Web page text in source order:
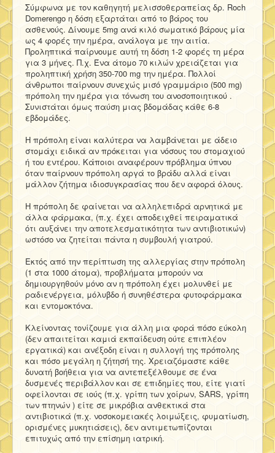
Σύμφωνα με τον καθηγητή μελισσοθεραπείας δρ. Roch
Domerengo η δόση εξαρτάται από το βάρος του
ασθενούς. Δίνουμε 5mg ανά κιλό σωματικό βάρους μία
ως 4 φορές την ημέρα, ανάλογα με την αιτία.
Προληπτικά παίρνουμε αυτή τη δόση 1-2 φορές τη μέρα
για 3 μήνες. Π.χ. Ένα άτομο 70 κιλών χρειάζεται για
προληπτική χρήση 350-700 mg την ημέρα. Πολλοί
άνθρωποι παίρνουν συνεχώς μισό γραμμάριο (500 mg)
πρόπολη την ημέρα για τόνωση του ανοσοποιητικού .
Συνιστάται όμως παύση μιας βδομάδας κάθε 6-8
εβδομάδες.
Η πρόπολη είναι καλύτερα να λαμβάνεται με άδειο
στομάχι ειδικά αν πρόκειται για νόσους του στομαχιού
ή του εντέρου. Κάποιοι αναφέρουν πρόβλημα ύπνου
όταν παίρνουν πρόπολη αργά το βράδυ αλλά είναι
μάλλον ζήτημα ιδιοσυγκρασίας που δεν αφορά όλους.
Η πρόπολη δε φαίνεται να αλληλεπιδρά αρνητικά με
άλλα φάρμακα, (π.χ. έχει αποδειχθεί πειραματικά
ότι αυξάνει την αποτελεσματικότητα των αντιβιοτικών)
ωστόσο να ζητείται πάντα η συμβουλή γιατρού.
Εκτός από την περίπτωση της αλλεργίας στην πρόπολη
(1 στα 1000 άτομα), προβλήματα μπορούν να
δημιουργηθούν μόνο αν η πρόπολη έχει μολυνθεί με
ραδιενέργεια, μόλυβδο ή συνηθέστερα φυτοφάρμακα
και εντομοκτόνα.
Κλείνοντας τονίζουμε για άλλη μια φορά πόσο εύκολη
(δεν απαιτείται καμιά εκπαίδευση ούτε επιπλέον
εργατικά) και ανέξοδη είναι η συλλογή της πρόπολης
και πόσο μεγάλη η ζήτησή της. Χρειαζόμαστε κάθε
δυνατή βοήθεια για να αντεπεξέλθουμε σε ένα
δυσμενές περιβάλλον και σε επιδημίες που, είτε γιατί
οφείλονται σε ιούς (π.χ. γρίπη των χοίρων, SARS, γρίπη
των πτηνών ) είτε σε μικρόβια ανθεκτικά στα
αντιβιοτικά (π.χ. νοσοκομειακές λοιμώξεις, φυματίωση,
ορισμένες μυκητιάσεις), δεν αντιμετωπίζονται
επιτυχώς από την επίσημη ιατρική.